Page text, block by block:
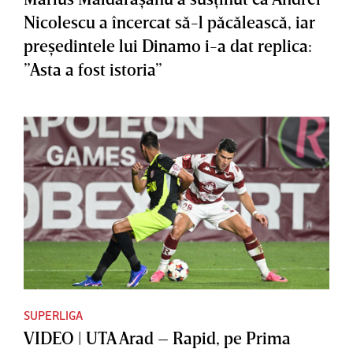
Nicolescu a încercat să-l păcălească, iar
preşedintele lui Dinamo i-a dat replica:
”Asta a fost istoria”
SUPERLIGA
VIDEO | UTA Arad – Rapid, pe Prima